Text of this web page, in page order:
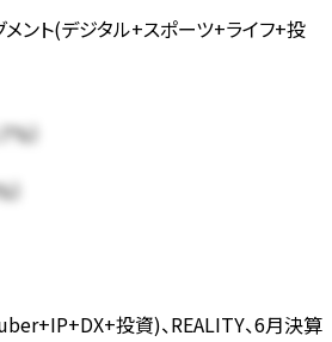
メント(デジタル+スポーツ+ライフ+投
投資)、REALITY、6月決算